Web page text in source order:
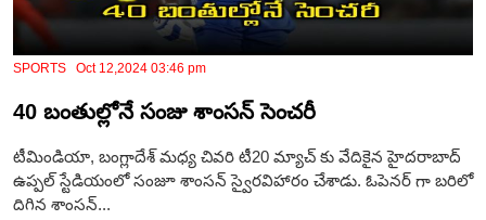
SPORTS Oct 12,2024 03:46 pm
40 బంతుల్లోనే సంజు శాంసన్ సెంచరీ
టీమిండియా, బంగ్లాదేశ్ మధ్య చివరి టీ20 మ్యాచ్ కు వేదికైన హైదరాబాద్
ఉప్పల్ స్టేడియంలో సంజూ శాంసన్ స్వైరవిహారం చేశాడు. ఓపెనర్ గా బరిలో
దిగిన శాంసన్...